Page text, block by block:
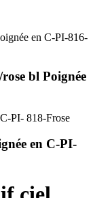
bl Poignée
en C-PI-